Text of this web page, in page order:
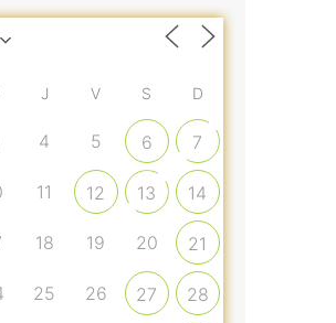
J V S D
4 5 6 7
11 12 13 14
18 19 20 21
25 26 27 28